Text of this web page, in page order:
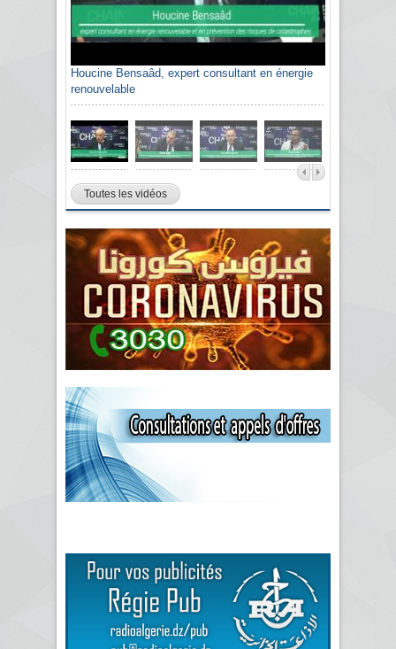
Houcine Bensaâd, expert consultant en énergie
renouvelable
Toutes les vidéos